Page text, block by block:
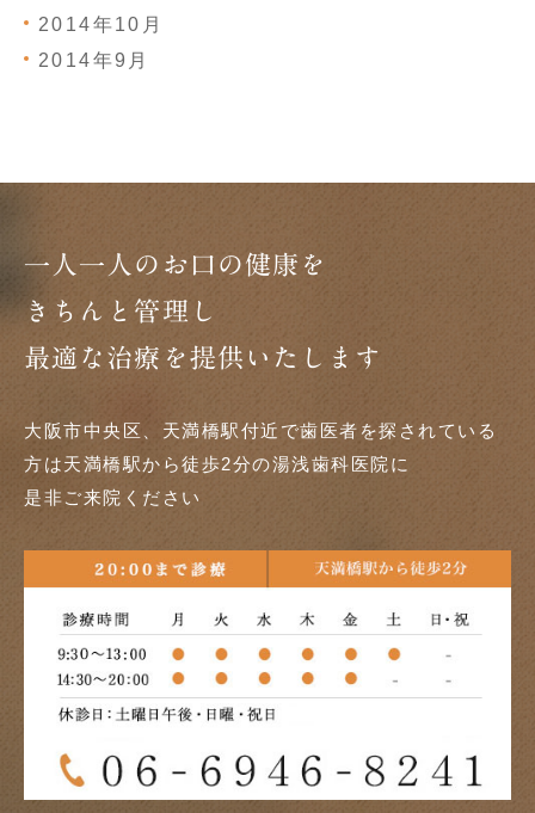
2014年10月
2014年9月
一人一人のお口の健康を
きちんと管理し
最適な治療を提供いたします
大阪市中央区、天満橋駅付近で歯医者を探されている
方は天満橋駅から徒歩2分の湯浅歯科医院に
是非ご来院ください